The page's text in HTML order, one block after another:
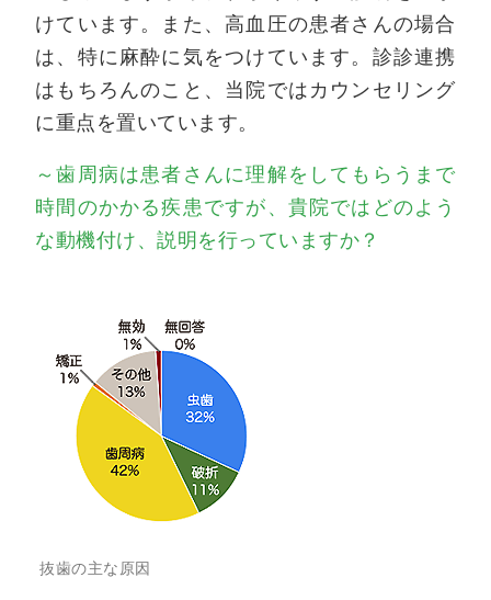
けています。また、高血圧の患者さんの場合
は、特に麻酔に気をつけています。診診連携
はもちろんのこと、当院ではカウンセリング
に重点を置いています。
～歯周病は患者さんに理解をしてもらうまで
時間のかかる疾患ですが、貴院ではどのよう
な動機付け、説明を行っていますか？
抜歯の主な原因